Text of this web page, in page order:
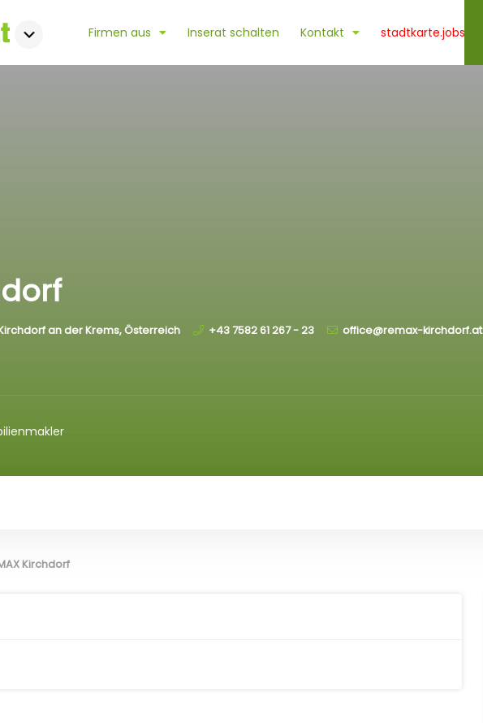
Firmen aus Inserat schalten Kontakt stadtkarte.jobs
an der Krems, Österreich +43 7582 61 267 - 23 office@remax-kirchdorf.at
Kirchdorf